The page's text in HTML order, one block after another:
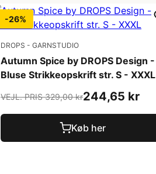
-26%
DROPS - GARNSTUDIO
Autumn Spice by DROPS Design -
Bluse Strikkeopskrift str. S - XXXL
VEJL. PRIS 329,00 kr244,65 kr
Køb her